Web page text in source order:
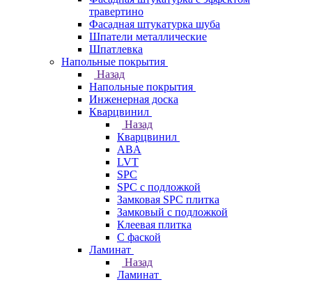
травертино
Фасадная штукатурка шуба
Шпатели металлические
Шпатлевка
Напольные покрытия
Назад
Напольные покрытия
Инженерная доска
Кварцвинил
Назад
Кварцвинил
ABA
LVT
SPC
SPC с подложкой
Замковая SPC плитка
Замковый с подложкой
Клеевая плитка
С фаской
Ламинат
Назад
Ламинат